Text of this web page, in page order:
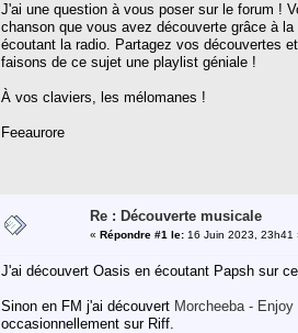
J'ai une question à vous poser sur le forum !
chanson que vous avez découverte grâce à
écoutant la radio. Partagez vos découvertes
faisons de ce sujet une playlist géniale !
À vos claviers, les mélomanes !
Feeaurore
Re : Découverte musicale
« Répondre #1 le: 16 Juin 2023, 23h41
J'ai découvert Oasis en écoutant Papsh sur
Sinon en FM j'ai découvert Morcheeba - Enjoy
occasionnellement sur Riff.